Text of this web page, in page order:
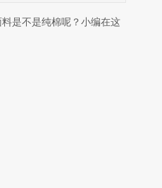
是不是纯棉呢？小编在这